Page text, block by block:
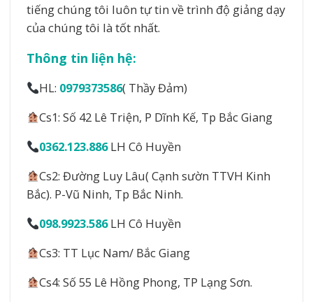
tiếng chúng tôi luôn tự tin về trình độ giảng dạy
của chúng tôi là tốt nhất.
Thông tin liện hệ:
HL: 0979373586( Thầy Đảm)
Cs1: Số 42 Lê Triện, P Dĩnh Kế, Tp Bắc Giang
0362.123.886LH Cô Huyền
Cs2: Đường Luy Lâu( Cạnh sườn TTVH Kinh
Bắc). P-Vũ Ninh, Tp Bắc Ninh.
098.9923.586LH Cô Huyền
Cs3: TT Lục Nam/ Bắc Giang
Cs4: Số 55 Lê Hồng Phong, TP Lạng Sơn.